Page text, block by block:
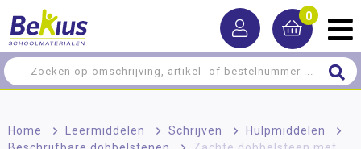
0
Home > Leermiddelen > Schrijven > Hulpmiddelen
>